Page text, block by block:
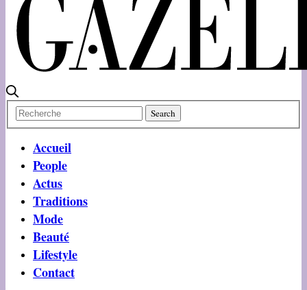
Accueil
People
Actus
Traditions
Mode
Beauté
Lifestyle
Contact